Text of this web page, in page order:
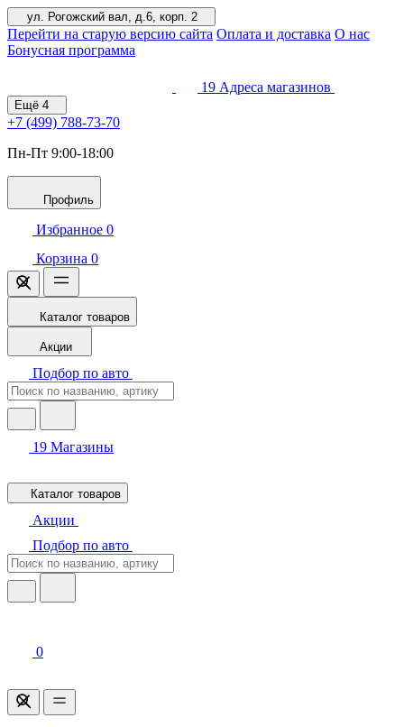
ул. Рогожский вал, д.6, корп. 2
Перейти на старую версию сайта Оплата и доставка О нас
Бонусная программа
19 Адреса магазинов
Ещё 4
+7 (499) 788-73-70
Пн-Пт 9:00-18:00
Профиль
Избранное 0
Корзина 0
Каталог товаров
Акции
Подбор по авто
19 Магазины
Каталог товаров
Акции
Подбор по авто
0